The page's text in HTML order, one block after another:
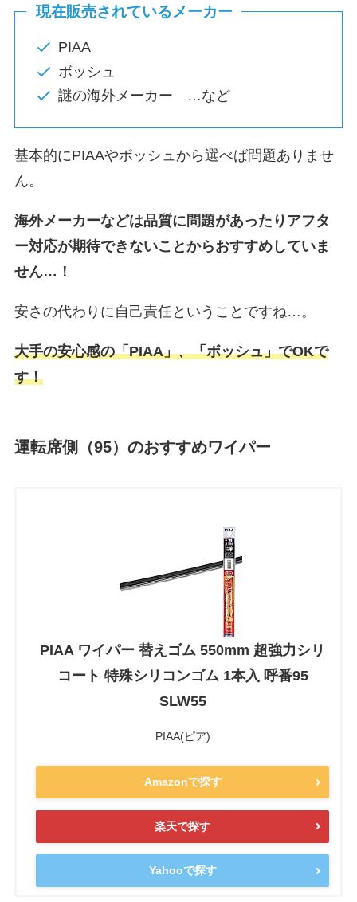
現在販売されているメーカー
PIAA
ボッシュ
謎の海外メーカー …など
基本的にPIAAやボッシュから選べば問題ありませ
ん。
海外メーカーなどは品質に問題があったりアフタ
ー対応が期待できないことからおすすめしていま
せん…！
安さの代わりに自己責任ということですね…。
大手の安心感の「PIAA」、「ボッシュ」でOKで
す！
運転席側（95）のおすすめワイパー
PIAA ワイパー 替えゴム 550mm 超強力シリ
コート 特殊シリコンゴム 1本入 呼番95
SLW55
PIAA(ピア)
Amazonで探す
楽天で探す
Yahooで探す